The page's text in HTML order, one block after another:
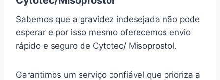
Sabemos que a gravidez indesejada não pode
esperar e por isso mesmo oferecemos envio
rápido e seguro de Cytotec/ Misoprostol.
Garantimos um serviço confiável que prioriza a